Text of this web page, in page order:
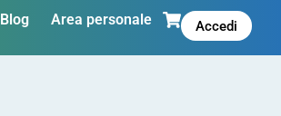
Blog Area personale Accedi